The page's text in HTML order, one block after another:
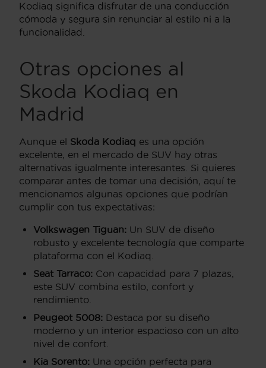
Kodiaq significa disfrutar de una conducción
cómoda y segura sin renunciar al estilo ni a la
funcionalidad.
Otras opciones al
Skoda Kodiaq en
Madrid
Aunque el Skoda Kodiaq es una opción
excelente, en el mercado de SUV hay otras
alternativas igualmente interesantes. Si quieres
comparar antes de tomar una decisión, aquí te
mencionamos algunas opciones que podrían
cumplir con tus expectativas:
Volkswagen Tiguan: Un SUV de diseño
robusto y excelente tecnología que comparte
plataforma con el Kodiaq.
Seat Tarraco: Con capacidad para 7 plazas,
este SUV combina estilo, confort y
rendimiento.
Peugeot 5008: Destaca por su diseño
moderno y un interior espacioso con un alto
nivel de confort.
Kia Sorento: Una opción perfecta para